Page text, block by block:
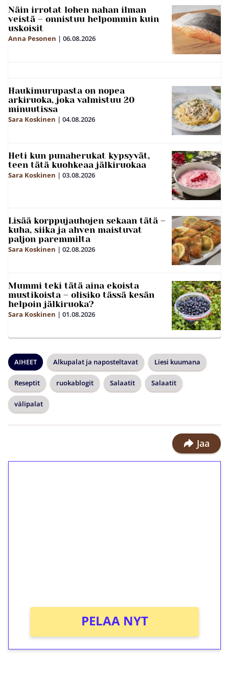
Näin irrotat lohen nahan ilman
veistä – onnistuu helpommin kuin
uskoisit
Anna Pesonen | 06.08.2026
Haukimurupasta on nopea
arkiruoka, joka valmistuu 20
minuutissa
Sara Koskinen | 04.08.2026
Heti kun punaherukat kypsyvät,
teen tätä kuohkeaa jälkiruokaa
Sara Koskinen | 03.08.2026
Lisää korppujauhojen sekaan tätä –
kuha, siika ja ahven maistuvat
paljon paremmilta
Sara Koskinen | 02.08.2026
Mummi teki tätä aina ekoista
mustikoista – olisiko tässä kesän
helpoin jälkiruoka?
Sara Koskinen | 01.08.2026
AIHEET Alkupalat ja naposteltavat Liesi kuumana
Reseptit ruokablogit Salaatit Salaatit
välipalat
Jaa
PELAA NYT